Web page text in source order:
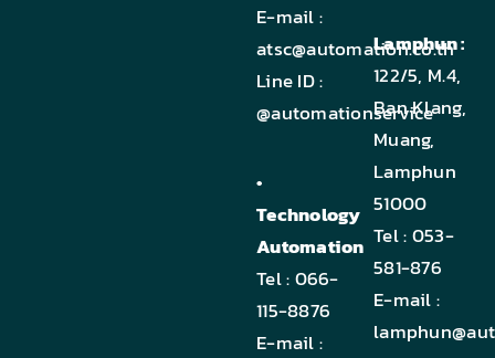
E-mail :
atsc@automation.co.th
Line ID :
@automationservice
•
Technology
Automation
Tel :066-
115-8876
E-mail :
Lamphun :
122/5, M.4,
Ban Klang,
Muang,
Lamphun
51000
Tel :053-
581-876
E-mail :